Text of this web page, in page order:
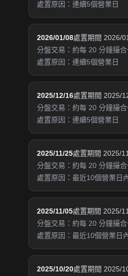
處置原因：連續5個營業日
2026/01/08處置期間 2026/
分盤交易：約每 20 分鐘撮合
處置原因：連續5個營業日
2025/12/16處置期間 2025/
分盤交易：約每 20 分鐘撮合
處置原因：連續5個營業日
2025/11/25處置期間 2025/
分盤交易：約每 20 分鐘撮合
處置原因：最近10個營業日
2025/11/05處置期間 2025/
分盤交易：約每 20 分鐘撮合
處置原因：最近10個營業日
2025/10/20處置期間 2025/